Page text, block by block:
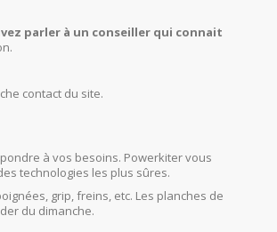
parler à un conseiller qui connait
contact du site.
à vos besoins. Powerkiter vous
technologies les plus sûres.
grip, freins, etc. Les planches de
du dimanche.